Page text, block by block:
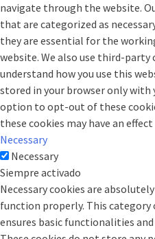
navigate through the website.
that are categorized as
they are essential for the
website. We also use third-party
understand how you use this
stored in your browser only with
option to opt-out of these
these cookies may have an
Necessary
Necessary
Siempre activado
Necessary cookies are
function properly. This category
ensures basic functionalities